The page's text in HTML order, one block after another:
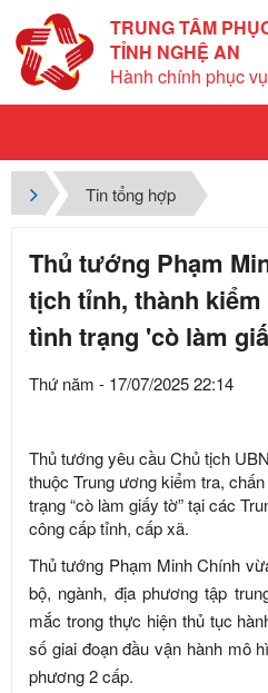
TRUNG TÂM
TỈNH NGHỆ AN
Hành chính phục vụ
Tin tổng hợp
Thủ tướng Phạm
tịch tỉnh, thành
tình trạng 'cò làm
Thứ năm - 17/07/2025 22:14
Thủ tướng yêu cầu Chủ tịch
thuộc Trung ương kiểm tra,
trạng “cò làm giấy tờ” tại các
công cấp tỉnh, cấp xã.
Thủ tướng Phạm Minh Chính
bộ, ngành, địa phương tập
mắc trong thực hiện thủ tục
số giai đoạn đầu vận hành mô
phương 2 cấp.